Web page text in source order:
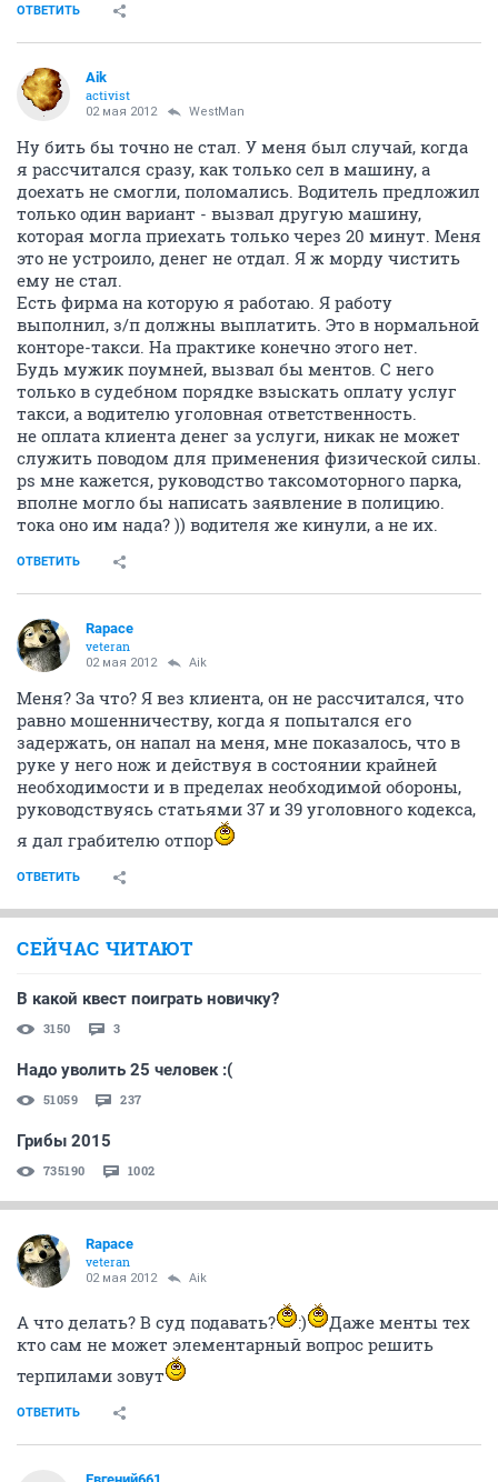
ОТВЕТИТЬ
Aik
activist
02 мая 2012 WestMan
Ну бить бы точно не стал. У меня был случай, когда
я рассчитался сразу, как только сел в машину, а
доехать не смогли, поломались. Водитель предложил
только один вариант - вызвал другую машину,
которая могла приехать только через 20 минут. Меня
это не устроило, денег не отдал. Я ж морду чистить
ему не стал.
Есть фирма на которую я работаю. Я работу
выполнил, з/п должны выплатить. Это в нормальной
конторе-такси. На практике конечно этого нет.
Будь мужик поумней, вызвал бы ментов. С него
только в судебном порядке взыскать оплату услуг
такси, а водителю уголовная ответственность.
не оплата клиента денег за услуги, никак не может
служить поводом для применения физической силы.
ps мне кажется, руководство таксомоторного парка,
вполне могло бы написать заявление в полицию.
тока оно им нада? )) водителя же кинули, а не их.
ОТВЕТИТЬ
Rapace
veteran
02 мая 2012 Aik
Меня? За что? Я вез клиента, он не рассчитался, что
равно мошенничеству, когда я попытался его
задержать, он напал на меня, мне показалось, что в
руке у него нож и действуя в состоянии крайней
необходимости и в пределах необходимой обороны,
руководствуясь статьями 37 и 39 уголовного кодекса,
я дал грабителю отпор
ОТВЕТИТЬ
СЕЙЧАС ЧИТАЮТ
В какой квест поиграть новичку?
3150 3
Надо уволить 25 человек :(
51059 237
Грибы 2015
735190 1002
Rapace
veteran
02 мая 2012 Aik
А что делать? В суд подавать? :)
Даже менты тех
кто сам не может элементарный вопрос решить
терпилами зовут
ОТВЕТИТЬ